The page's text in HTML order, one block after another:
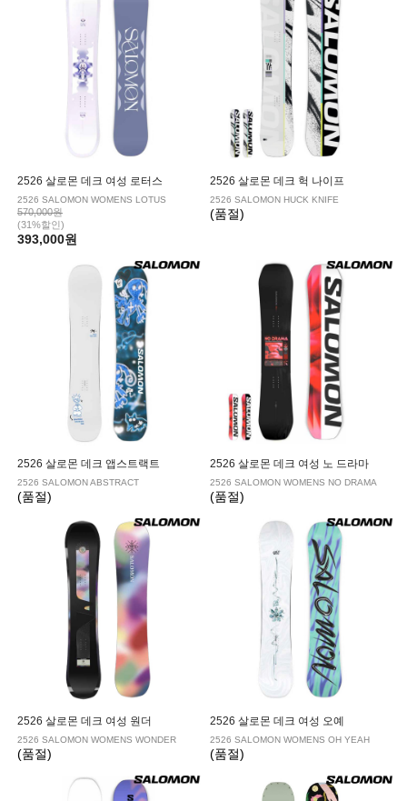
2526 살로몬 데크 여성 로터스
2526 SALOMON WOMENS LOTUS
570,000원
(31%할인)
393,000원
2526 살로몬 데크 헉 나이프
2526 SALOMON HUCK KNIFE
(품절)
2526 살로몬 데크 앱스트랙트
2526 SALOMON ABSTRACT
(품절)
2526 살로몬 데크 여성 노 드라마
2526 SALOMON WOMENS NO DRAMA
(품절)
2526 살로몬 데크 여성 원더
2526 SALOMON WOMENS WONDER
(품절)
2526 살로몬 데크 여성 오예
2526 SALOMON WOMENS OH YEAH
(품절)